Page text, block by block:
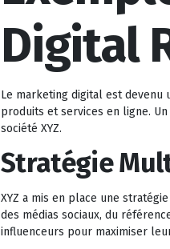
Digital
Le marketing digital est
produits et services en ligne.
société XYZ.
Stratégie
XYZ a mis en place une
des médias sociaux, du
influenceurs pour maximiser